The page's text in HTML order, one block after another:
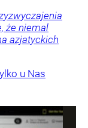
że niemal
azjatyckich
u Nas